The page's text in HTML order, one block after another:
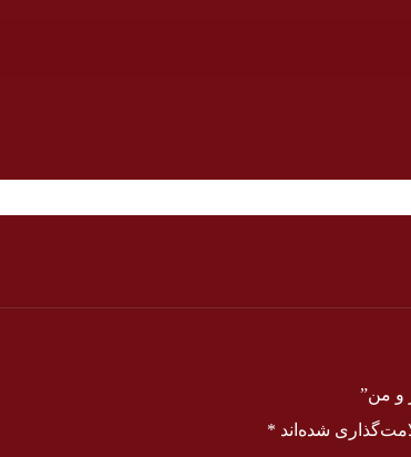
و من”
شده‌اند *